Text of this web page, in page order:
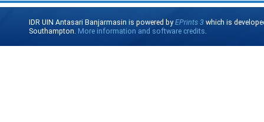
IDR UIN Antasari Banjarmasin is powered byEPrints 3 which is
Southampton. More information and software credits.